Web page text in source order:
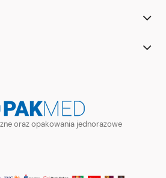
oraz opakowania jednorazowe